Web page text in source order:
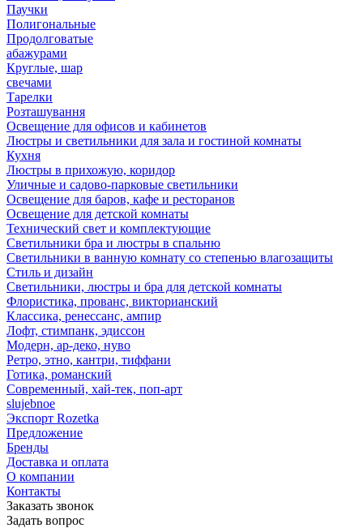
Паучки
Полигональные
Продолговатые
абажурами
Круглые, шар
свечами
Тарелки
Розташування
Освещение для офисов и кабинетов
Люстры и светильники для зала и гостиной комнаты
Кухня
Люстры в прихожую, коридор
Уличные и садово-парковые светильники
Освещение для баров, кафе и ресторанов
Освещение для детской комнаты
Технический свет и комплектующие
Светильники бра и люстры в спальню
Светильники в ванную комнату со степенью влагозащиты
Стиль и дизайн
Светильники, люстры и бра для детской комнаты
Флористика, прованс, викторианский
Классика, ренессанс, ампир
Лофт, стимпанк, эдиссон
Модерн, ар-деко, нуво
Ретро, этно, кантри, тиффани
Готика, романский
Современный, хай-тек, поп-арт
slujebnoe
Экспорт Rozetka
Предложение
Бренды
Доставка и оплата
О компании
Контакты
Заказать звонок
Задать вопрос